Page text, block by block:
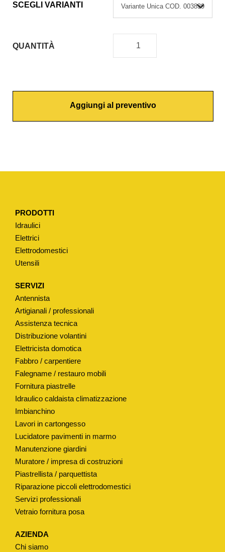
SCEGLI VARIANTI
QUANTITÀ
C
R
W
R
V
E
R
A
L
E
M
O
D
V
S
O
q
u
a
n
Aggiungi al preventivo
PRODOTTI
Idraulici
Elettrici
Elettrodomestici
Utensili
SERVIZI
Antennista
Artigianali / professionali
Assistenza tecnica
Distribuzione volantini
Elettricista domotica
Fabbro / carpentiere
Falegname / restauro mobili
Fornitura piastrelle
Idraulico caldaista climatizzazione
Imbianchino
Lavori in cartongesso
Lucidatore pavimenti in marmo
Manutenzione giardini
Muratore / impresa di costruzioni
Piastrellista / parquettista
Riparazione piccoli elettrodomestici
Servizi professionali
Vetraio fornitura posa
AZIENDA
Chi siamo